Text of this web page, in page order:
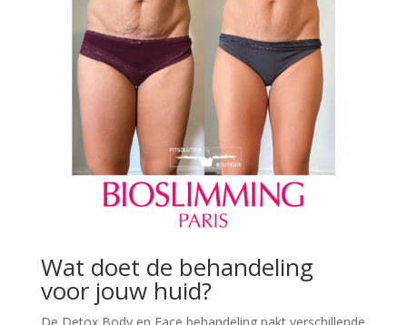
Wat doet de behandeling
voor jouw huid?